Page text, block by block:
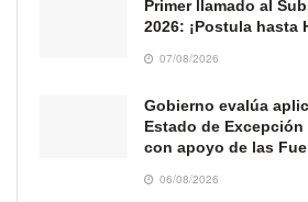
Primer llamado al
2026: ¡Postula hasta
07/08/2026
Gobierno evalúa
Estado de
con apoyo de las
06/08/2026